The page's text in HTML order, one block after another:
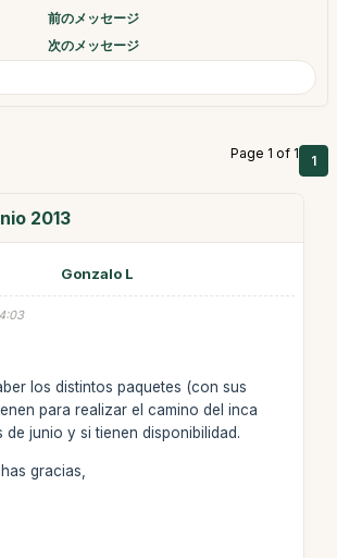
前のメッセージ
次のメッセージ
Page 1 of 1 1
2013
Gonzalo L
los distintos paquetes (con sus
para realizar el camino del inca
de junio y si tienen disponibilidad.
gracias,